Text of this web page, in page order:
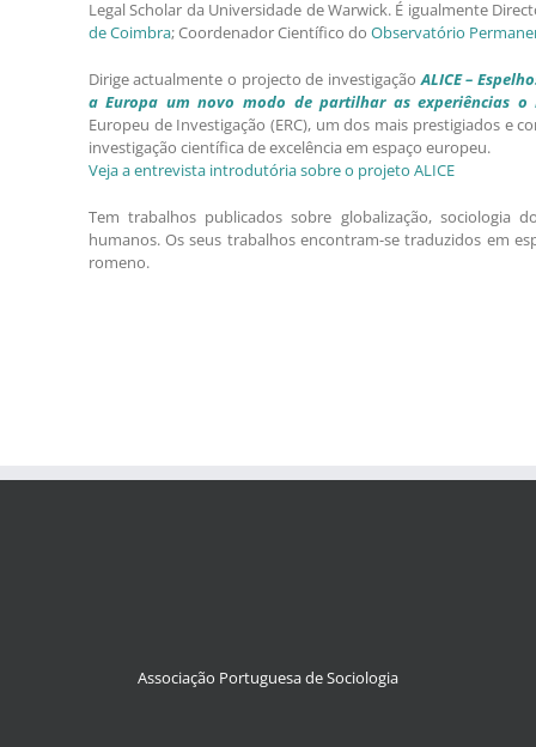
Legal Scholar da Universidade de Warwick. É igualmente
de Coimbra; Coordenador Científico do Observatório
Dirige actualmente o projecto de investigaçãoALICE –
a Europa um novo modo de partilhar as experiências o
Europeu de Investigação (ERC), um dos mais prestigiados e
investigação científica de excelência em espaço europeu.
Veja a entrevista introdutória sobre o projeto ALICE
Tem trabalhos publicados sobre globalização, sociologia
humanos. Os seus trabalhos encontram-se traduzidos em
romeno.
Associação Portuguesa de Sociologia